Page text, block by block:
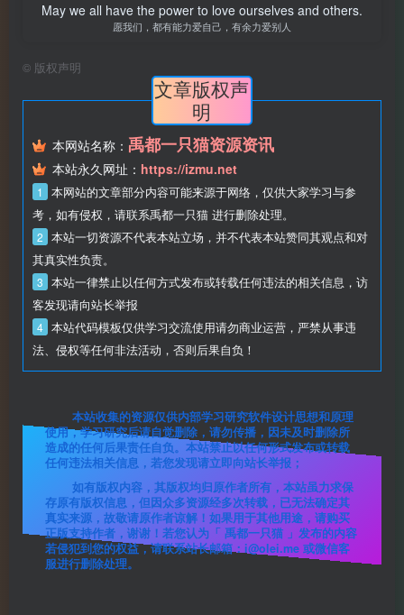
May we all have the power to love ourselves and others.
愿我们，都有能力爱自己，有余力爱别人
© 版权声明
文章版权声
明
本网站名称： 禹都一只猫资源资讯
本站永久网址： https://izmu.net
1
本网站的文章部分内容可能来源于网络，仅供大家学习与参
考，如有侵权，请联系禹都一只猫 进行删除处理。
2 本站一切资源不代表本站立场，并不代表本站赞同其观点和对
其真实性负责。
3 本站一律禁止以任何方式发布或转载任何违法的相关信息，访
客发现请向站长举报
4 本站代码模板仅供学习交流使用请勿商业运营，严禁从事违
法、侵权等任何非法活动，否则后果自负！
本站收集的资源仅供内部学习研究软件设计思想和原理
使用，学习研究后请自觉删除，请勿传播，因未及时删除所
造成的任何后果责任自负。本站禁止以任何形式发布或转载
任何违法相关信息，若您发现请立即向站长举报；
如有版权内容，其版权均归原作者所有，本站虽力求保
存原有版权信息，但因众多资源经多次转载，已无法确定其
真实来源，故敬请原作者谅解！如果用于其他用途，请购买
正版支持作者，谢谢！若您认为「 禹都一只猫 」发布的内容
若侵犯到您的权益，请联系站长邮箱：i@olei.me 或微信客
服进行删除处理。